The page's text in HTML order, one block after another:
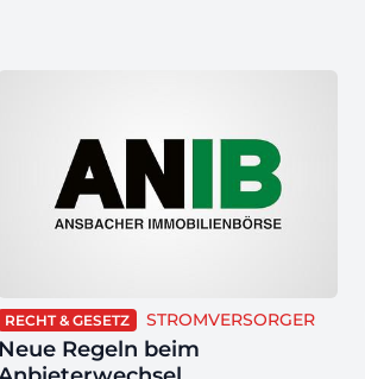
RECHT & GESETZ STROMVERSORGER
Neue Regeln beim